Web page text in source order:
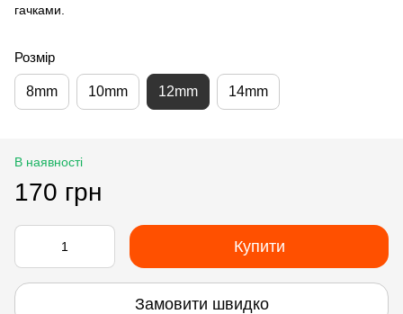
гачками.
Розмір
8mm 10mm 12mm 14mm
В наявності
170 грн
Купити
Замовити швидко